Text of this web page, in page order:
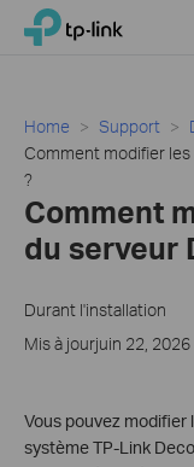
Click
navigation
TP-Link, Reliably Smart
Home Support
Comment modifier
?
Comment
du serveur
Durant l'installation
Mis à jourjuin 22, 2026
Vous pouvez modifier
système TP-Link